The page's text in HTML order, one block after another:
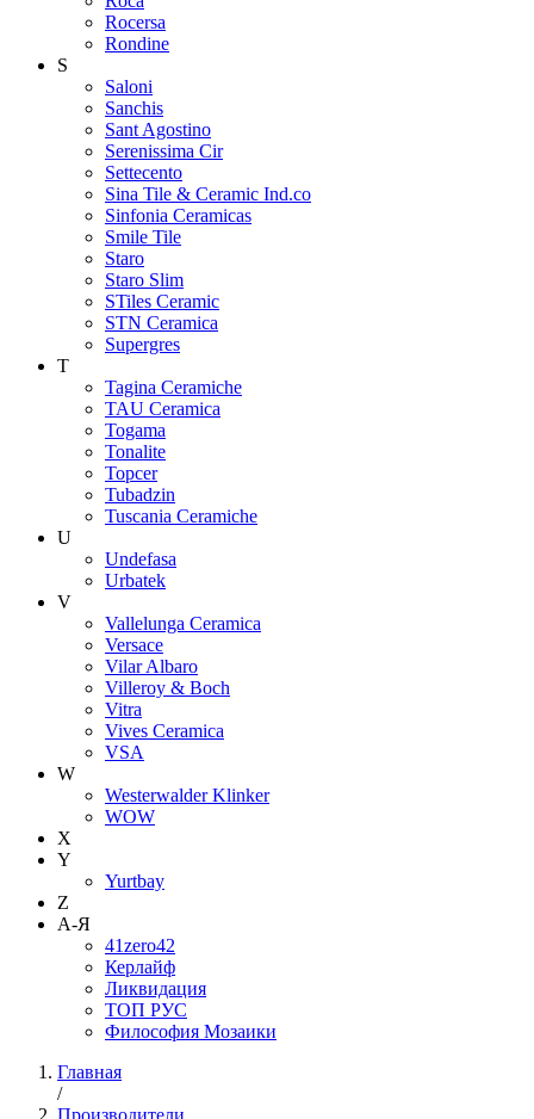
Rocersa
Rondine
S
Saloni
Sanchis
Sant Agostino
Serenissima Cir
Settecento
Sina Tile & Ceramic Ind.co
Sinfonia Ceramicas
Smile Tile
Staro
Staro Slim
STiles Ceramic
STN Ceramica
Supergres
T
Tagina Ceramiche
TAU Ceramica
Togama
Tonalite
Topcer
Tubadzin
Tuscania Ceramiche
U
Undefasa
Urbatek
V
Vallelunga Ceramica
Versace
Vilar Albaro
Villeroy & Boch
Vitra
Vives Ceramica
VSA
W
Westerwalder Klinker
WOW
X
Y
Yurtbay
Z
А-Я
41zero42
Керлайф
Ликвидация
ТОП РУС
Философия Мозаики
Главная
/
Производители